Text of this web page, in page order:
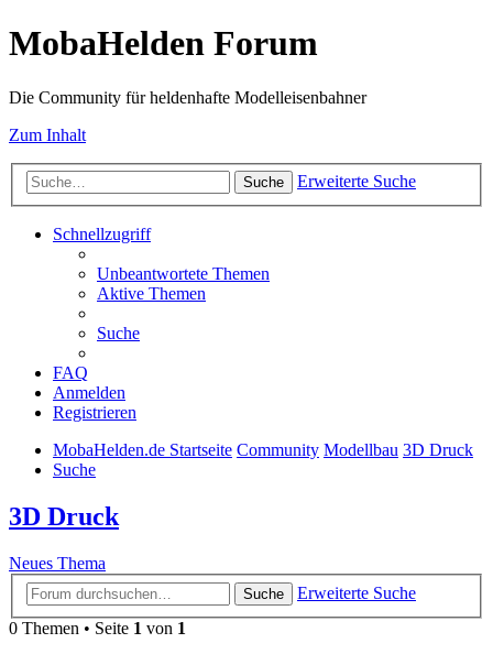
MobaHelden Forum
Die Community für heldenhafte Modelleisenbahner
Zum Inhalt
Suche Erweiterte Suche
Schnellzugriff
Unbeantwortete Themen
Aktive Themen
Suche
FAQ
Anmelden
Registrieren
MobaHelden.de Startseite Community Modellbau 3D Druck
Suche
3D Druck
Neues Thema
Suche
Erweiterte Suche
0 Themen • Seite 1 von 1